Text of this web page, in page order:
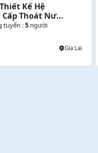
Kế Hệ
Thoát Nước
tuyển :5 người
Gia Lai